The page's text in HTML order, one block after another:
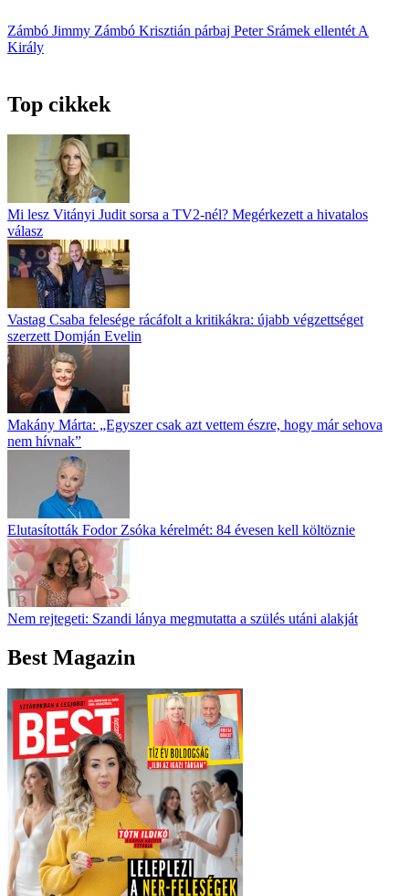
Zámbó Jimmy Zámbó Krisztián párbaj Peter Srámek ellentét A
Király
Top cikkek
Mi lesz Vitányi Judit sorsa a TV2-nél? Megérkezett a hivatalos
válasz
Vastag Csaba felesége rácáfolt a kritikákra: újabb végzettséget
szerzett Domján Evelin
Makány Márta: „Egyszer csak azt vettem észre, hogy már sehova
nem hívnak”
Elutasították Fodor Zsóka kérelmét: 84 évesen kell költöznie
Nem rejtegeti: Szandi lánya megmutatta a szülés utáni alakját
Best Magazin